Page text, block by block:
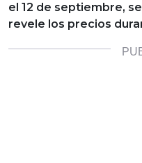
el 12 de septiembre,
revele los precios